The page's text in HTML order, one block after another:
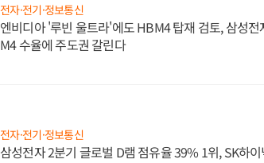
전자·전기·정보통신
엔비디아 '루빈 울트라'에도 HBM4 탑재 검토, 삼성전
M4 수율에 주도권 갈린다
전자·전기·정보통신
삼성전자 2분기 글로벌 D램 점유율 39% 1위, SK하